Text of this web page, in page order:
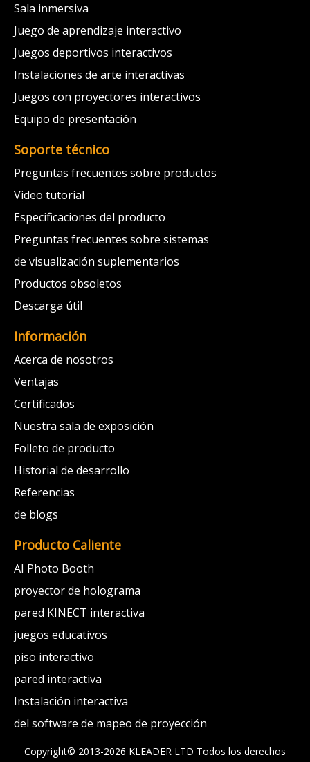
Sala inmersiva
Juego de aprendizaje interactivo
Juegos deportivos interactivos
Instalaciones de arte interactivas
Juegos con proyectores interactivos
Equipo de presentación
Soporte técnico
Preguntas frecuentes sobre productos
Video tutorial
Especificaciones del producto
Preguntas frecuentes sobre sistemas
de visualización suplementarios
Productos obsoletos
Descarga útil
Información
Acerca de nosotros
Ventajas
Certificados
Nuestra sala de exposición
Folleto de producto
Historial de desarrollo
Referencias
de blogs
Producto Caliente
AI Photo Booth
proyector de holograma
pared KINECT interactiva
juegos educativos
piso interactivo
pared interactiva
Instalación interactiva
del software de mapeo de proyección
Copyright© 2013-2026 KLEADER LTD Todos los derechos